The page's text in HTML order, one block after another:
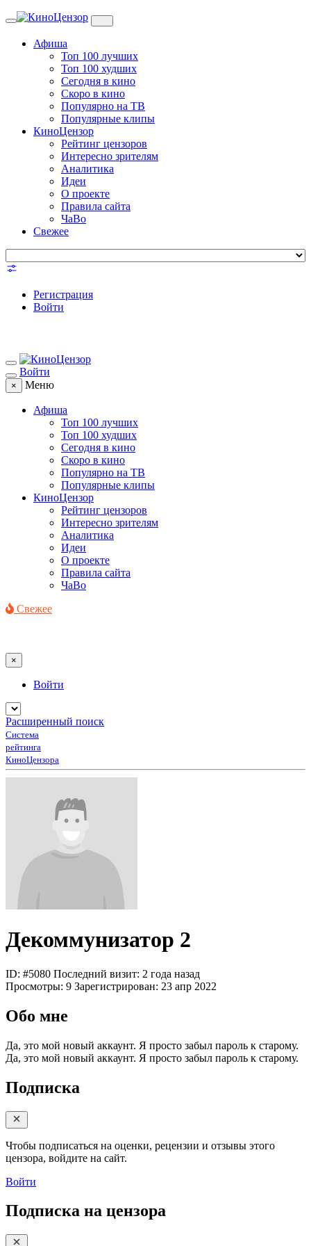
Toggle
Афиша
Топ 100 лучших
Топ 100 худших
Сегодня в кино
Скоро в кино
Популярно на ТВ
Популярные клипы
КиноЦензор
Рейтинг цензоров
Интересно зрителям
Аналитика
Идеи
О проекте
Правила сайта
ЧаВо
Свежее
Регистрация
Войти
Войти
× Меню
Афиша
Топ 100 лучших
Топ 100 худших
Сегодня в кино
Скоро в кино
Популярно на ТВ
Популярные клипы
КиноЦензор
Рейтинг цензоров
Интересно зрителям
Аналитика
Идеи
О проекте
Правила сайта
ЧаВо
Свежее
×
Войти
Расширенный поиск
Система
рейтинга
КиноЦензора
Декоммунизатор 2
ID: #5080 Последний визит: 2 года назад
Просмотры: 9 Зарегистрирован: 23 апр 2022
Обо мне
Да, это мой новый аккаунт. Я просто забыл пароль к старому.
Да, это мой новый аккаунт. Я просто забыл пароль к старому.
Подписка
Чтобы подписаться на оценки, рецензии и отзывы этого
цензора, войдите на сайт.
Войти
Подписка на цензора